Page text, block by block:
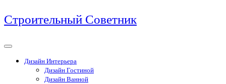
Перейти
к
Строительный Советник
Дизайн Интерьера
Дизайн Гостиной
Дизайн Ванной